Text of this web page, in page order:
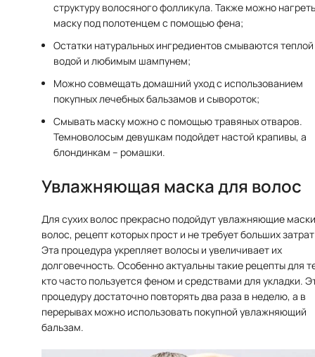
структуру волосяного фолликула. Также можно нагреть
маску под полотенцем с помощью фена;
Остатки натуральных ингредиентов смываются теплой
водой и любимым шампунем;
Можно совмещать домашний уход с использованием
покупных лечебных бальзамов и сывороток;
Смывать маску можно с помощью травяных отваров.
Темноволосым девушкам подойдет настой крапивы, а
блондинкам – ромашки.
Увлажняющая маска для волос
Для сухих волос прекрасно подойдут увлажняющие
волос, рецепт которых прост и не требует больших
Эта процедура укрепляет волосы и увеличивает их
долговечность. Особенно актуальны такие рецепты для
кто часто пользуется феном и средствами для укладки.
процедуру достаточно повторять два раза в неделю, а в
перерывах можно использовать покупной увлажняющий
бальзам.